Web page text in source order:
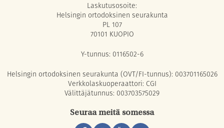
Laskutusosoite:
Helsingin ortodoksinen seurakunta
PL 107
70101 KUOPIO
Y-tunnus: 0116502-6
Helsingin ortodoksinen seurakunta (OVT/FI-tunnus): 003701165026
Verkkolaskuoperaattori: CGI
Välittäjätunnus: 003703575029
Seuraa meitä somessa